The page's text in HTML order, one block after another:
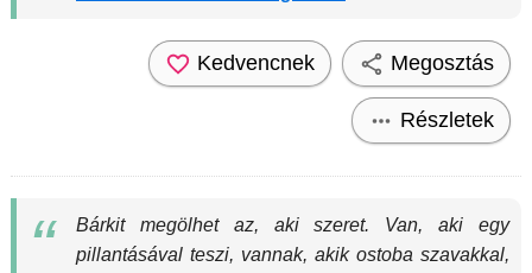
Kedvencnek Megosztás
Részletek
Bárkit megölhet az, aki szeret. Van, aki egy
pillantásával teszi, vannak, akik ostoba szavakkal,